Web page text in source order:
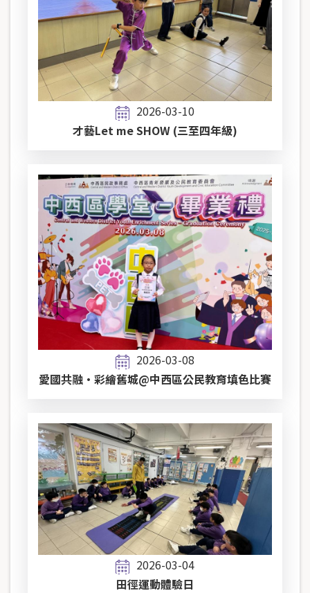
2026-03-10
才藝Let me SHOW (三至四年級)
2026-03-08
愛國共融•彩繪舊城@中西區公民教育填色比賽
2026-03-04
田徑運動體驗日